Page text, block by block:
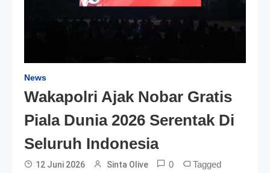
News
Wakapolri Ajak Nobar Gratis
Piala Dunia 2026 Serentak Di
Seluruh Indonesia
12 Juni 2026 Sinta Olive 0 Tagged